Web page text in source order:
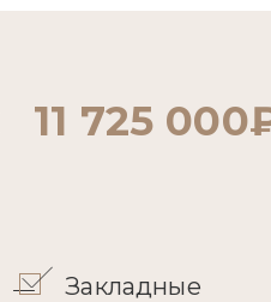
11 725
Закладные